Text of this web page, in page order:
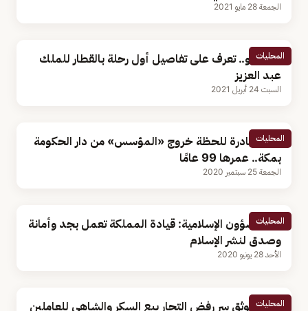
الجمعة 28 مايو 2021
المحليات
بالفيديو.. تعرف على تفاصيل أول رحلة بالقطار للملك
عبد العزيز
السبت 24 أبريل 2021
المحليات
صورة نادرة للحظة خروج «المؤسس» من دار الحكومة
بمكة.. عمرها 99 عامًا
الجمعة 25 سبتمبر 2020
المحليات
وزير الشؤون الإسلامية: قيادة المملكة تعمل بجد وأمانة
وصدق لنشر الإسلام
الأحد 28 يونيو 2020
المحليات
فيديو يوثق سر رفض التجار بيع السكر والشاهي للعاملين